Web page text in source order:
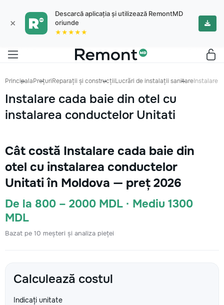
×
Descarcă aplicația și utilizează RemontMD
oriunde
★★★★★
PrincipalaPrețuriReparații și construcțiiLucrări de instalații sanitareInstalare
Instalare cada baie din otel cu
instalarea conductelor Unitati
Cât costă Instalare cada baie din
otel cu instalarea conductelor
Unitati în Moldova — preț 2026
De la 800 – 2000 MDL · Mediu 1300
MDL
Bazat pe 10 meșteri și analiza pieței
Calculează costul
Indicați unitate